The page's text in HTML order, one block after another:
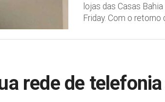
lojas das Casas
Friday. Com o
rede de